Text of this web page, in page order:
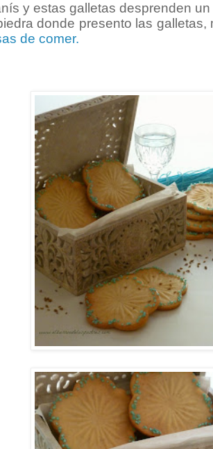
y estas galletas desprenden
donde presento las
de comer.